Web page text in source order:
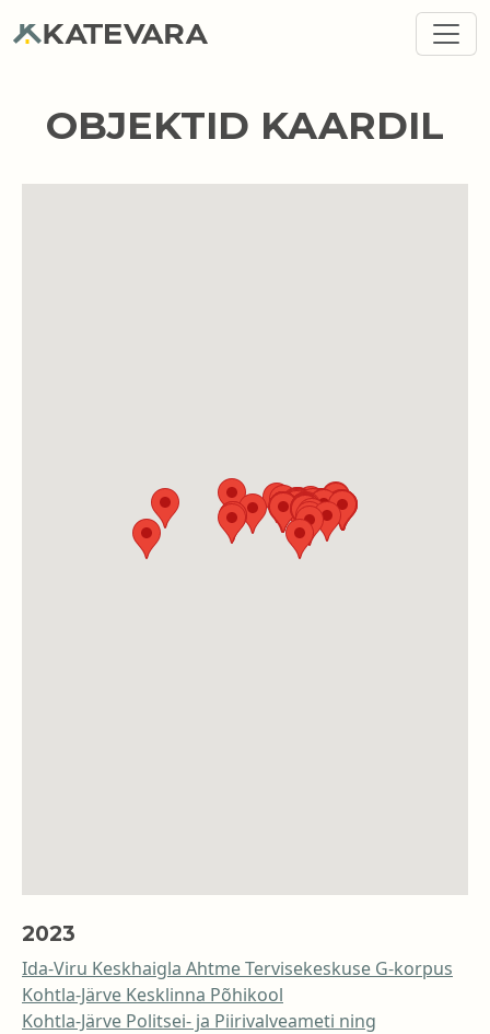
OBJEKTID KAARDIL
2023
Ida-Viru Keskhaigla Ahtme Tervisekeskuse G-korpus
Kohtla-Järve Kesklinna Põhikool
Kohtla-Järve Politsei- ja Piirivalveameti ning